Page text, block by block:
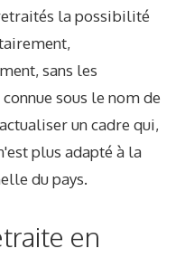
la possibilité
sans les
sous le nom de
un cadre qui,
plus adapté à la
du pays.
en